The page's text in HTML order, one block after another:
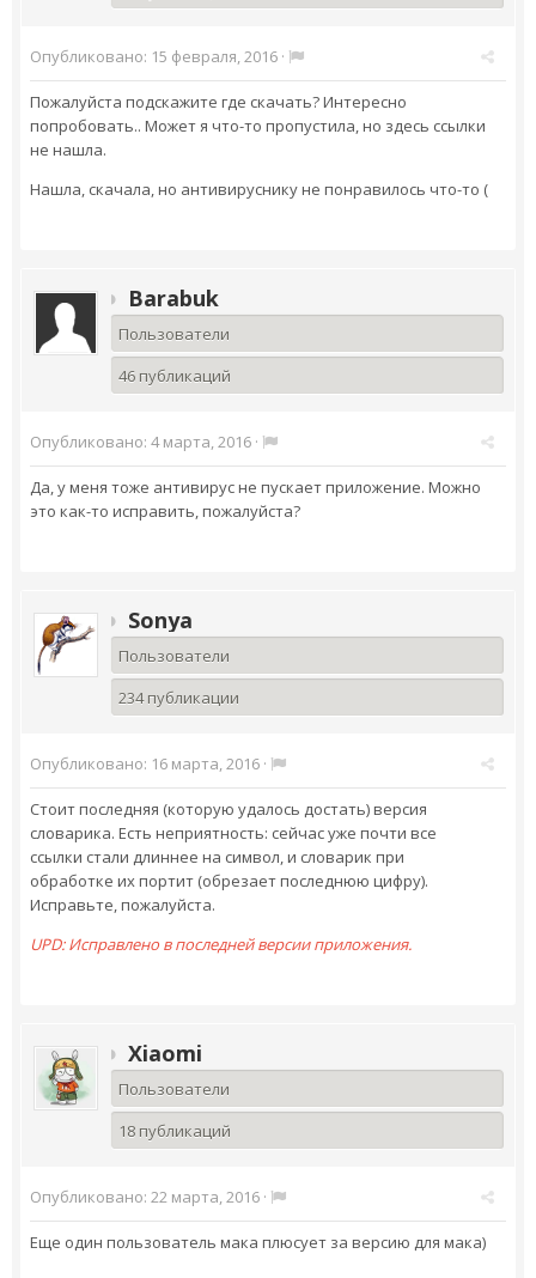
Опубликовано: 15 февраля, 2016 ·
Пожалуйста подскажите где скачать? Интересно
попробовать.. Может я что-то пропустила, но здесь ссылки
не нашла.
Нашла, скачала, но антивируснику не понравилось что-то (
Barabuk
Пользователи
46 публикаций
Опубликовано: 4 марта, 2016 ·
Да, у меня тоже антивирус не пускает приложение. Можно
это как-то исправить, пожалуйста?
Sonya
Пользователи
234 публикации
Опубликовано: 16 марта, 2016 ·
Стоит последняя (которую удалось достать) версия
словарика. Есть неприятность: сейчас уже почти все
ссылки стали длиннее на символ, и словарик при
обработке их портит (обрезает последнюю цифру).
Исправьте, пожалуйста.
UPD: Исправлено в последней версии приложения.
Xiaomi
Пользователи
18 публикаций
Опубликовано: 22 марта, 2016 ·
Еще один пользователь мака плюсует за версию для мака)